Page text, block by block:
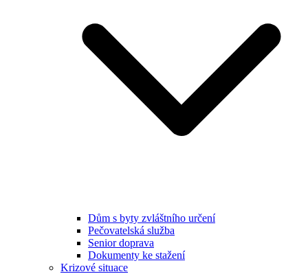
Dům s byty zvláštního určení
Pečovatelská služba
Senior doprava
Dokumenty ke stažení
Krizové situace